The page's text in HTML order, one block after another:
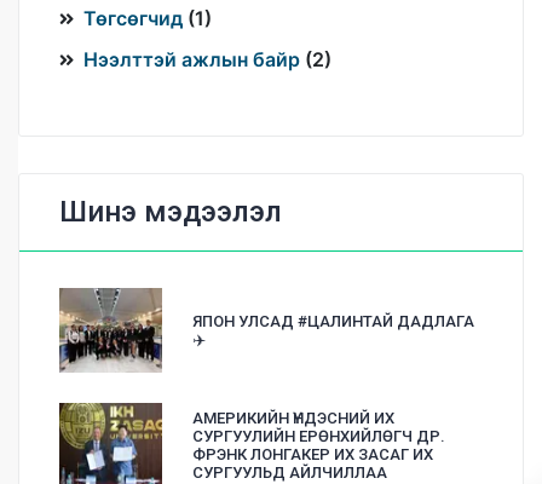
Төгсөгчид (1)
Нээлттэй ажлын байр (2)
Шинэ мэдээлэл
ЯПОН УЛСАД #ЦАЛИНТАЙ ДАДЛАГА
✈️
АМЕРИКИЙН ҮНДЭСНИЙ ИХ
СУРГУУЛИЙН ЕРӨНХИЙЛӨГЧ ДР.
ФРЭНК ЛОНГАКЕР ИХ ЗАСАГ ИХ
СУРГУУЛЬД АЙЛЧИЛЛАА